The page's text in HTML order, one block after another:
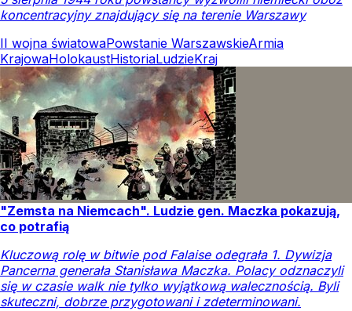
koncentracyjny znajdujący się na terenie Warszawy
II wojna światowaPowstanie WarszawskieArmia
KrajowaHolokaustHistoriaLudzieKraj
"Zemsta na Niemcach". Ludzie gen. Maczka pokazują,
co potrafią
Kluczową rolę w bitwie pod Falaise odegrała 1. Dywizja
Pancerna generała Stanisława Maczka. Polacy odznaczyli
się w czasie walk nie tylko wyjątkową walecznością. Byli
skuteczni, dobrze przygotowani i zdeterminowani.